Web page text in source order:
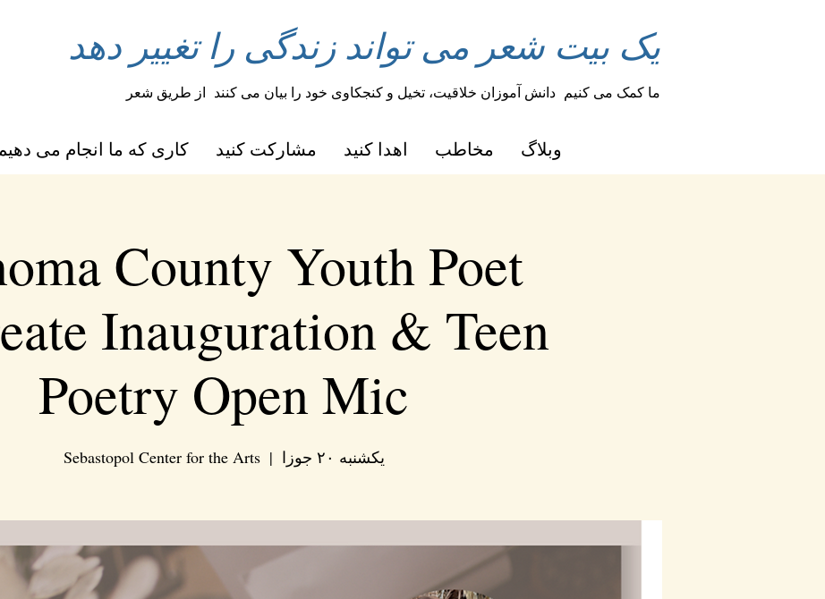
یک بیت شعر می تواند زندگی را تغییر دهد
ما کمک می کنیم دانش آموزان خلاقیت، تخیل و کنجکاوی خود را بیان می کنند از طریق شعر
کاری که ما انجام می مشارکت کنید اهدا کنید مخاطب وبلاگ
County Youth Poet
Inauguration & Teen
Poetry Open Mic
یکشنبه ۲۰ جوزا
  |
Sebastopol Center for the Arts